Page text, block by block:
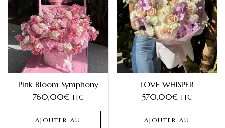
Pink Bloom Symphony
760,00€ TTC
AJOUTER AU
LOVE WHISPER
570,00€ TTC
AJOUTER AU